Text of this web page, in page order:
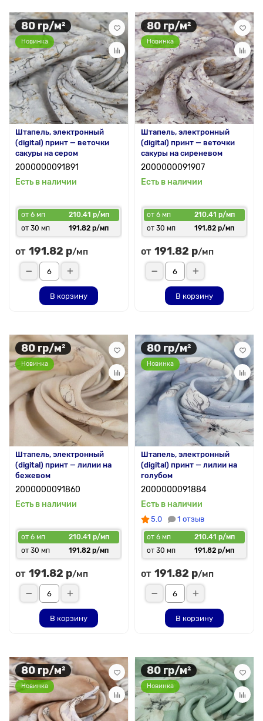
80 гр/м²
Новинка
Штапель, электронный
(digital) принт — веточки
сакуры на сером
2000000091891
Есть в наличии
от 6 мп
210.41 р/мп
от 30 мп
191.82 р/мп
от 191.82 р/мп
В корзину
80 гр/м²
Новинка
Штапель, электронный
(digital) принт — веточки
сакуры на сиреневом
2000000091907
Есть в наличии
от 6 мп
210.41 р/мп
от 30 мп
191.82 р/мп
от 191.82 р/мп
В корзину
80 гр/м²
Новинка
Штапель, электронный
(digital) принт — лилии на
бежевом
2000000091860
Есть в наличии
от 6 мп
210.41 р/мп
от 30 мп
191.82 р/мп
от 191.82 р/мп
В корзину
80 гр/м²
Новинка
Штапель, электронный
(digital) принт — лилии на
голубом
2000000091884
Есть в наличии
5.0 1 отзыв
от 6 мп
210.41 р/мп
от 30 мп
191.82 р/мп
от 191.82 р/мп
В корзину
80 гр/м²
Новинка
80 гр/м²
Новинка